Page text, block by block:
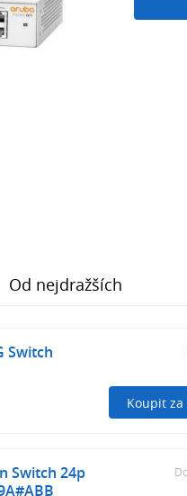
Od nejdražších
Switch
Koupit za
Switch 24p